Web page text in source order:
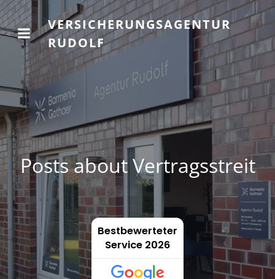
VERSICHERUNGSAGENTUR
RUDOLF
Posts about Vertragsstreit
Bestbewerteter
Service 2026